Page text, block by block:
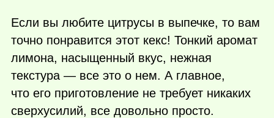
Если вы любите цитрусы в выпечке, то вам
точно понравится этот кекс! Тонкий аромат
лимона, насыщенный вкус, нежная
текстура — все это о нем. А главное,
что его приготовление не требует никаких
сверхусилий, все довольно просто.